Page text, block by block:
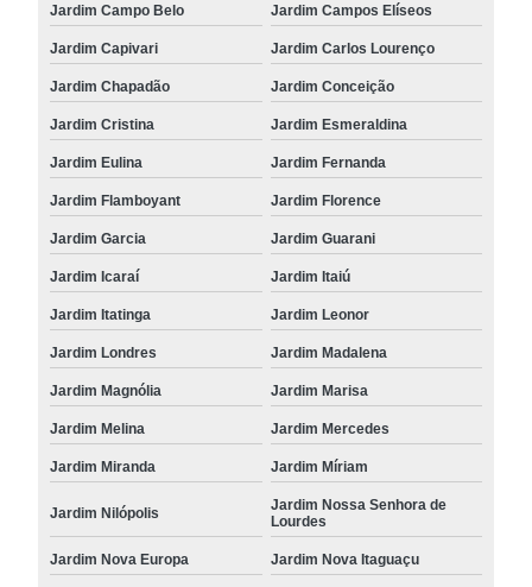
Jardim Campo Belo Jardim Campos Elíseos
Jardim Capivari Jardim Carlos Lourenço
Jardim Chapadão Jardim Conceição
Jardim Cristina Jardim Esmeraldina
Jardim Eulina Jardim Fernanda
Jardim Flamboyant Jardim Florence
Jardim Garcia Jardim Guarani
Jardim Icaraí Jardim Itaiú
Jardim Itatinga Jardim Leonor
Jardim Londres Jardim Madalena
Jardim Magnólia Jardim Marisa
Jardim Melina Jardim Mercedes
Jardim Miranda Jardim Míriam
Jardim Nilópolis
Jardim Nossa Senhora de
Lourdes
Jardim Nova Europa Jardim Nova Itaguaçu